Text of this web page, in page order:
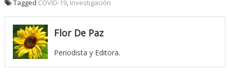
Tagged COVID-19, Investigación
Flor De Paz
Periodista y Editora.